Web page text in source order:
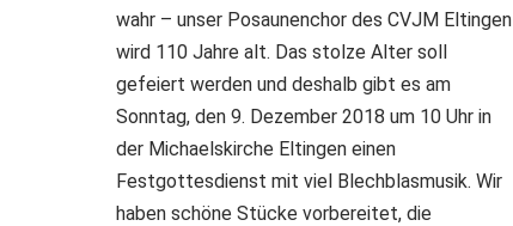
wahr – unser Posaunenchor des CVJM Eltingen
wird 110 Jahre alt. Das stolze Alter soll
gefeiert werden und deshalb gibt es am
Sonntag, den 9. Dezember 2018 um 10 Uhr in
der Michaelskirche Eltingen einen
Festgottesdienst mit viel Blechblasmusik. Wir
haben schöne Stücke vorbereitet, die